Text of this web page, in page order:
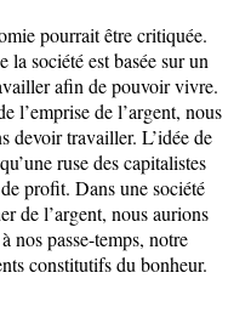
pourrait être critiquée.
société est basée sur un
afin de pouvoir vivre.
l’emprise de l’argent, nous
devoir travailler. L’idée de
ruse des capitalistes
profit. Dans une société
de l’argent, nous aurions
nos passe-temps, notre
constitutifs du bonheur.